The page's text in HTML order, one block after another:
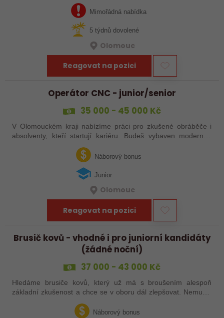
Mimořádná nabídka
5 týdnů dovolené
Olomouc
Reagovat na pozici
Operátor CNC - junior/senior
35 000 - 45 000 Kč
V Olomouckém kraji nabízíme práci pro zkušené obráběče i
absolventy, kteří startují kariéru. Budeš vybaven moderním
pracovním místem a spoustou benefitů. Pokud se chceš
dozvědět více, neváhej…
Náborový bonus
Junior
Olomouc
Reagovat na pozici
Brusič kovů - vhodné i pro juniorní kandidáty
(žádné noční)
37 000 - 43 000 Kč
Hledáme brusiče kovů, který už má s broušením alespoň
základní zkušenost a chce se v oboru dál zlepšovat. Nemusíš
abys už někdy pracoval…Náborový bonus